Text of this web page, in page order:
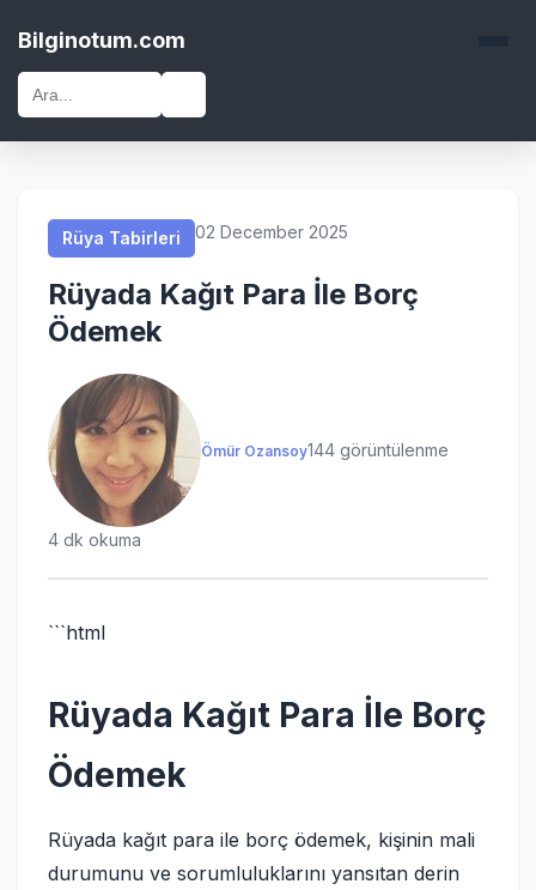
Bilginotum.com
Rüya Tabirleri 02 December 2025
Rüyada Kağıt Para İle Borç
Ödemek
Ömür Ozansoy144 görüntülenme
4 dk okuma
```html
Rüyada Kağıt Para İle Borç
Ödemek
Rüyada kağıt para ile borç ödemek, kişinin mali
durumunu ve sorumluluklarını yansıtan derin
Rüya Tabirleri
Rüya Tabirleri
Rüya Tabirleri
Rüya Tabirleri